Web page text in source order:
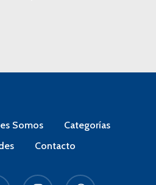
Somos
Categorías
Contacto
instagram whatsapp